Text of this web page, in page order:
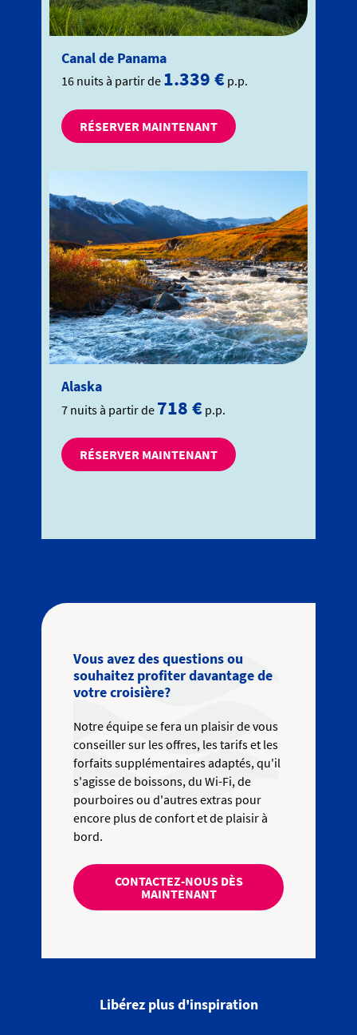
Canal de Panama
16 nuits à partir de 1.339 € p.p.
RÉSERVER MAINTENANT
Alaska
7 nuits à partir de 718 € p.p.
RÉSERVER MAINTENANT
Vous avez des questions ou
souhaitez profiter davantage de
votre croisière?
Notre équipe se fera un plaisir de vous
conseiller sur les offres, les tarifs et les
forfaits supplémentaires adaptés, qu'il
s'agisse de boissons, du Wi-Fi, de
pourboires ou d'autres extras pour
encore plus de confort et de plaisir à
bord.
CONTACTEZ-NOUS DÈS
MAINTENANT
Libérez plus d'inspiration